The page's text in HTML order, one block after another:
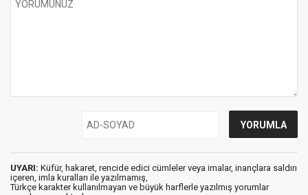
UYARI: Küfür, hakaret, rencide edici cümleler veya imalar, inançlara saldırı
içeren, imla kuralları ile yazılmamış,
Türkçe karakter kullanılmayan ve büyük harflerle yazılmış yorumlar